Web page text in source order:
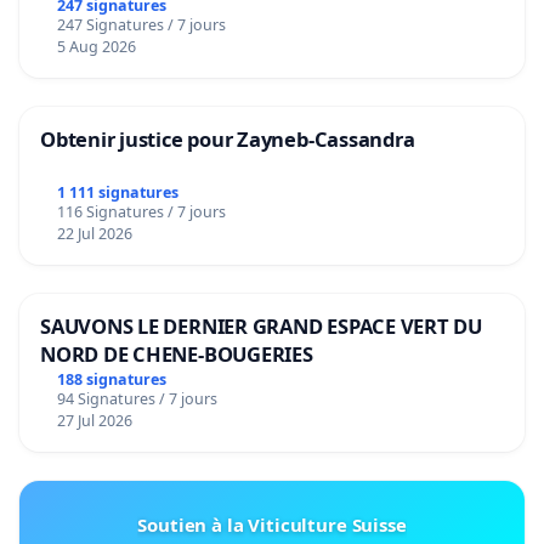
247 signatures
247 Signatures / 7 jours
5 Aug 2026
Obtenir justice pour Zayneb-Cassandra
1 111 signatures
116 Signatures / 7 jours
22 Jul 2026
SAUVONS LE DERNIER GRAND ESPACE VERT DU
NORD DE CHENE-BOUGERIES
188 signatures
94 Signatures / 7 jours
27 Jul 2026
Soutien à la Viticulture Suisse